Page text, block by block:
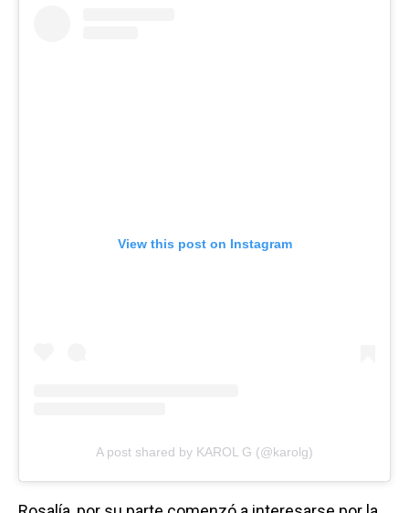
View this post on Instagram
A post shared by KAROL G (@karolg)